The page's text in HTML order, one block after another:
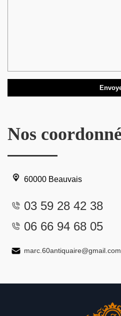
Nos
60000 Beauvais
03 59 28 42 38
06 66 94 68 05
marc.60antiquaire@gmail.com